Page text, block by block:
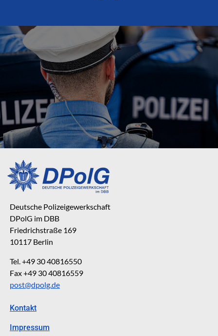
Deutsche Polizeigewerkschaft
DPolG im DBB
Friedrichstraße 169
10117 Berlin
Tel. +49 30 40816550
Fax +49 30 40816559
post@dpolg.de
Kontakt
Impressum